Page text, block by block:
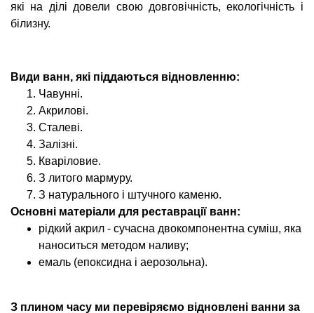
які на ділі довели свою довговічність, екологічність і
білизну.
Види ванн, які піддаються відновленню:
Чавунні.
Акрилові.
Сталеві.
Залізні.
Кваріловие.
З литого мармуру.
З натурального і штучного каменю.
Основні матеріали для реставрації ванн:
рідкий акрил - сучасна двокомпонентна суміш, яка
наноситься методом наливу;
емаль (епоксидна і аерозольна).
З плином часу ми перевіряємо відновлені ванни за